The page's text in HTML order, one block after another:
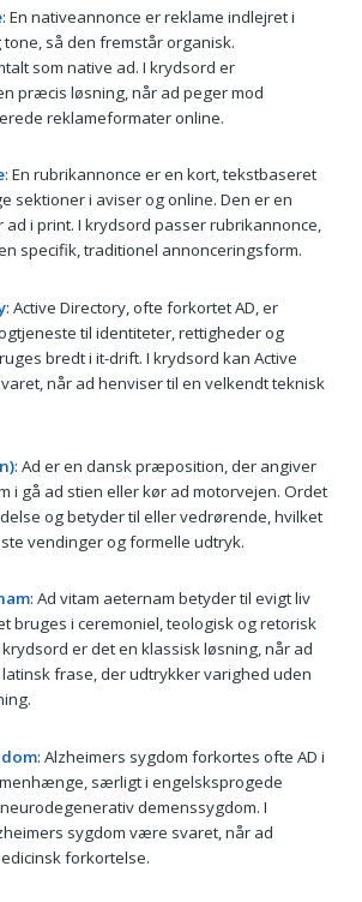
: En nativeannonce er reklame indlejret i
så den fremstår organisk.
som native ad. I krydsord er
præcis løsning, når ad peger mod
reklameformater online.
: En rubrikannonce er en kort, tekstbaseret
sektioner i aviser og online. Den er en
i print. I krydsord passer rubrikannonce,
specifik, traditionel annonceringsform.
: Active Directory, ofte forkortet AD, er
til identiteter, rettigheder og
bredt i it-drift. I krydsord kan Active
når ad henviser til en velkendt teknisk
: Ad er en dansk præposition, der angiver
i gå ad stien eller kør ad motorvejen. Ordet
og betyder til eller vedrørende, hvilket
vendinger og formelle udtryk.
: Ad vitam aeternam betyder til evigt liv
bruges i ceremoniel, teologisk og retorisk
er det en klassisk løsning, når ad
frase, der udtrykker varighed uden
: Alzheimers sygdom forkortes ofte AD i
særligt i engelsksprogede
demenssygdom. I
sygdom være svaret, når ad
forkortelse.